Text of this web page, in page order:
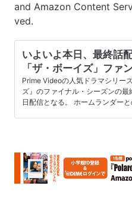
and Amazon Content
ved.
いよいよ本日、最終話
「ザ・ボーイズ」ファ
式Tシャツ付きDIMEス
刊、7月1日に発売
Prime Videoの人気ドラマシリー
ズ』のファイナル・シーズンの最
日配信となる。 ホームランダー